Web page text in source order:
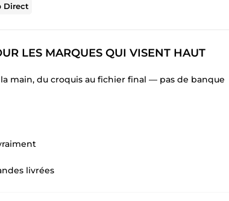
Direct
LES MARQUES QUI VISENT HAUT
main, du croquis au fichier final — pas de banque
livrées